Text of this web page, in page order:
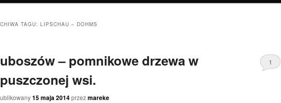
TAGU: LIPSCHAU – DOHMS
– pomnikowe drzewa w
wsi.
15 maja 2014przezmareke
1